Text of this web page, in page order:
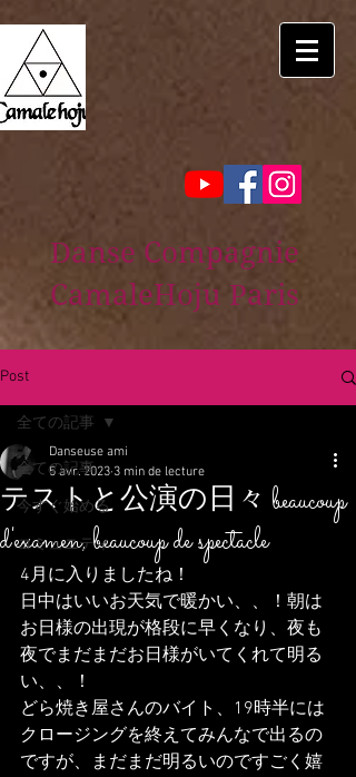
Danse Compagnie
CamaleHoju Paris
Post
全ての記事
今すぐ始める
コミュニティ
全ての記事
テストと公演の日々 beaucoup
d'examen, beaucoup de spectacle
Danseuse ami
5 avr. 2023 3 min de lecture
4月に入りましたね！
日中はいいお天気で暖かい、、！朝は
お日様の出現が格段に早くなり、夜も
夜でまだまだお日様がいてくれて明る
い、、！
どら焼き屋さんのバイト、19時半には
クロージングを終えてみんなで出るの
ですが、まだまだ明るいのですごく嬉